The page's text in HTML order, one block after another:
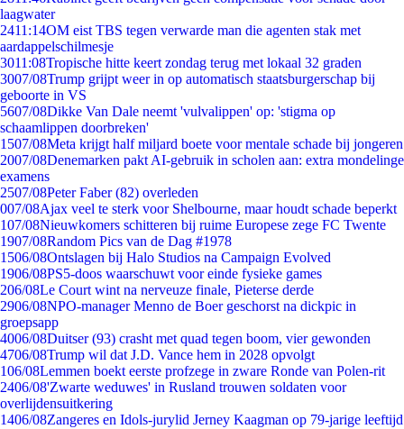
laagwater
2411:14OM eist TBS tegen verwarde man die agenten stak met
aardappelschilmesje
3011:08Tropische hitte keert zondag terug met lokaal 32 graden
3007/08Trump grijpt weer in op automatisch staatsburgerschap bij
geboorte in VS
5607/08Dikke Van Dale neemt 'vulvalippen' op: 'stigma op
schaamlippen doorbreken'
1507/08Meta krijgt half miljard boete voor mentale schade bij jongeren
2007/08Denemarken pakt AI-gebruik in scholen aan: extra mondelinge
examens
2507/08Peter Faber (82) overleden
007/08Ajax veel te sterk voor Shelbourne, maar houdt schade beperkt
107/08Nieuwkomers schitteren bij ruime Europese zege FC Twente
1907/08Random Pics van de Dag #1978
1506/08Ontslagen bij Halo Studios na Campaign Evolved
1906/08PS5-doos waarschuwt voor einde fysieke games
206/08Le Court wint na nerveuze finale, Pieterse derde
2906/08NPO-manager Menno de Boer geschorst na dickpic in
groepsapp
4006/08Duitser (93) crasht met quad tegen boom, vier gewonden
4706/08Trump wil dat J.D. Vance hem in 2028 opvolgt
106/08Lemmen boekt eerste profzege in zware Ronde van Polen-rit
2406/08'Zwarte weduwes' in Rusland trouwen soldaten voor
overlijdensuitkering
1406/08Zangeres en Idols-jurylid Jerney Kaagman op 79-jarige leeftijd